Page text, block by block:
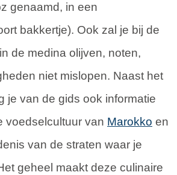
genaamd, in een
bakkertje). Ook zal je bij de
de medina olijven, noten,
niet mislopen. Naast het
je van de gids ook informatie
voedselcultuur van Marokko en
van de straten waar je
geheel maakt deze culinaire